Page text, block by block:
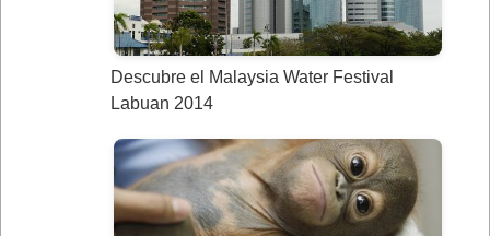
Descubre el Malaysia Water Festival
Labuan 2014